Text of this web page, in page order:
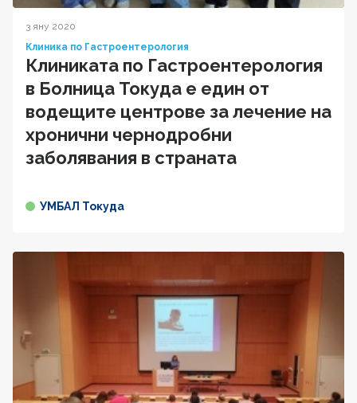
3 яну 2020
Клиника по Гастроентерология
Клиниката по Гастроентерология
в Болница Токуда е един от
водещите центрове за лечение на
хронични чернодробни
заболявания в страната
УМБАЛ Токуда